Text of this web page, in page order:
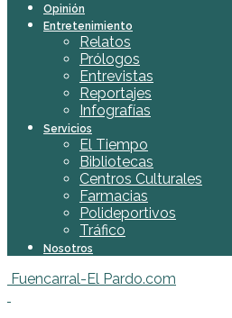
Opinión
Entretenimiento
Relatos
Prólogos
Entrevistas
Reportajes
Infografías
Servicios
El Tiempo
Bibliotecas
Centros Culturales
Farmacias
Polideportivos
Tráfico
Nosotros
Fuencarral-El Pardo.com